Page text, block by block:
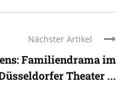
Nächster Artikel
Familiendrama im
Theater ...